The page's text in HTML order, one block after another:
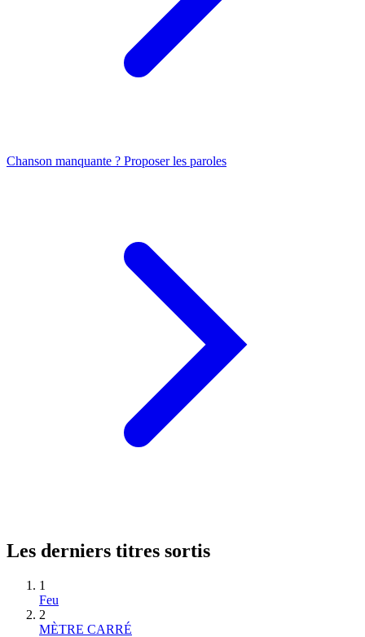
Chanson manquante ? Proposer les paroles
Les derniers titres sortis
1
Feu
2
MÈTRE CARRÉ